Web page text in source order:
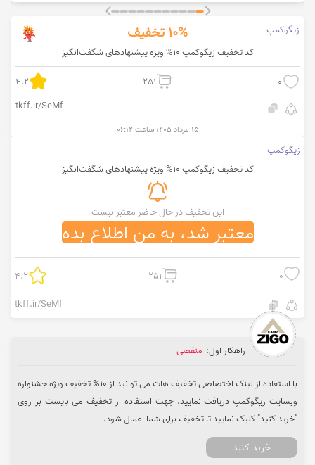
زیگوکمپ 10% تخفیف
کد تخفیف زیگوکمپ 10% ویژه پیشنهادهای شگفت‌انگیز
0
251
4.2
tkff.ir/SeMf
۱۵ مرداد ۱۴۰۵ ساعت ۰۶:۱۲
زیگوکمپ
کد تخفیف زیگوکمپ 10% ویژه پیشنهادهای شگفت‌انگیز
این تخفیف در حال حاضر معتبر نیست
معتبر شد، به من اطلاع بده
0
251
4.2
tkff.ir/SeMf
راهکار اول: منقضی
با استفاده از لینک اختصاصی تخفیف هات می توانید از 10% تخفیف ویژه جشنواره
وبسایت زیگوکمپ دریافت نمایید. جهت استفاده از تخفیف می بایست بر روی
"خرید کنید" کلیک نمایید تا تخفیف برای شما اعمال شود.
خرید کنید